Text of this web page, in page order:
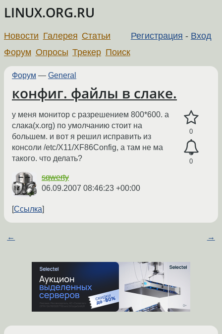
LINUX.ORG.RU
Регистрация - Вход
Новости Галерея Статьи
Форум Опросы Трекер Поиск
Форум — General
конфиг. файлы в слаке.
0
0
у меня монитор с разрешением 800*600. а
слака(x.org) по умолчанию стоит на
большем. и вот я решил исправить из
консоли /etc/X11/XF86Config, а там не ма
такого. что делать?
sqwerty
06.09.2007 08:46:23 +00:00
Ссылка
← →